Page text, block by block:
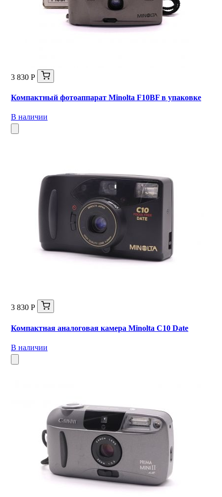
3 830 Р
Компактный фотоаппарат Minolta F10BF в упаковке
В наличии
3 830 Р
Компактная аналоговая камера Minolta C10 Date
В наличии